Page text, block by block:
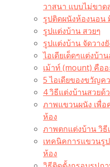
วาสนา แบบไม่ขาด
รูปติดผนังห้องนอน
รูปแต่งบ้าน สวยๆ
รูปแต่งบ้าน จัดวาง
ไอเดียเด็ดๆแต่งบ้า
เม้าท์ (mount) คืออ
5 ไอเดียของขวัญค
4 วิธีแต่งบ้านสวยด้
ภาพแขวนผนัง เพื่อ
ห้อง
ภาพตกแต่งบ้าน วิธี
เทคนิคการแขวนรู
ห้อง